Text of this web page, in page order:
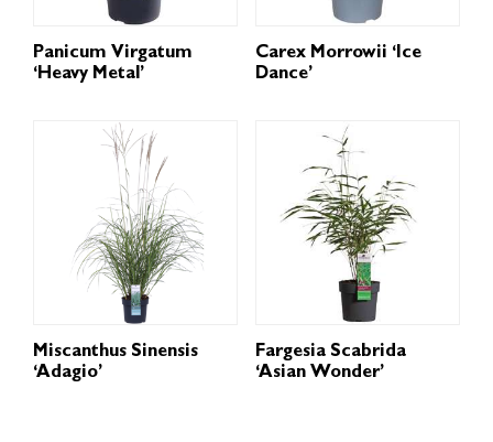
Panicum Virgatum
‘Heavy Metal’
Carex Morrowii ‘Ice
Dance’
Miscanthus Sinensis
‘Adagio’
Fargesia Scabrida
‘Asian Wonder’